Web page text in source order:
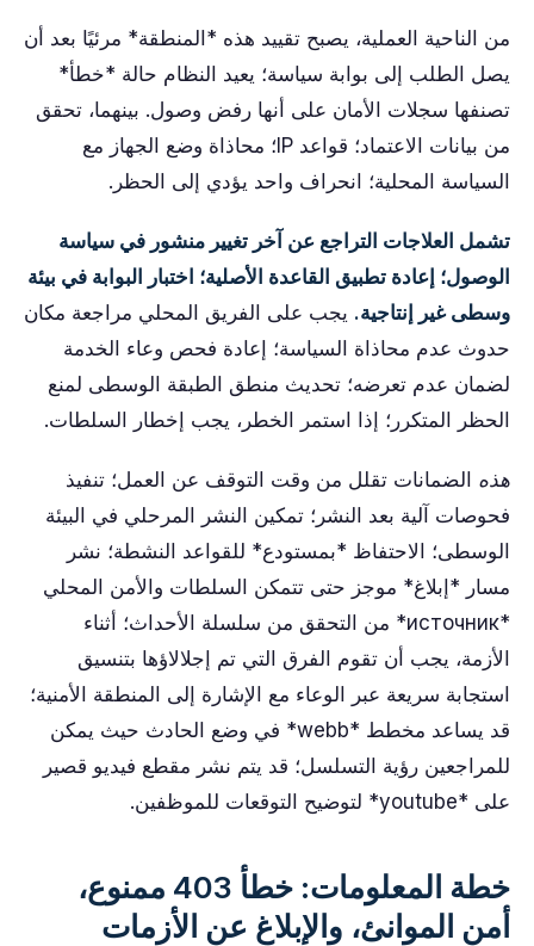
من الناحية العملية، يصبح تقييد هذه *المنطقة* مرئيًا بعد أن
يصل الطلب إلى بوابة سياسة؛ يعيد النظام حالة *خطأ*
تصنفها سجلات الأمان على أنها رفض وصول. بينهما، تحقق
من بيانات الاعتماد؛ قواعد IP؛ محاذاة وضع الجهاز مع
السياسة المحلية؛ انحراف واحد يؤدي إلى الحظر.
تشمل العلاجات التراجع عن آخر تغيير منشور في سياسة
الوصول؛ إعادة تطبيق القاعدة الأصلية؛ اختبار البوابة في بيئة
وسطى غير إنتاجية. يجب على الفريق المحلي مراجعة مكان
حدوث عدم محاذاة السياسة؛ إعادة فحص وعاء الخدمة
لضمان عدم تعرضه؛ تحديث منطق الطبقة الوسطى لمنع
الحظر المتكرر؛ إذا استمر الخطر، يجب إخطار السلطات.
هذه الضمانات تقلل من وقت التوقف عن العمل؛ تنفيذ
فحوصات آلية بعد النشر؛ تمكين النشر المرحلي في البيئة
الوسطى؛ الاحتفاظ *بمستودع* للقواعد النشطة؛ نشر
مسار *إبلاغ* موجز حتى تتمكن السلطات والأمن المحلي
*источник* من التحقق من سلسلة الأحداث؛ أثناء
الأزمة، يجب أن تقوم الفرق التي تم إجلالاؤها بتنسيق
استجابة سريعة عبر الوعاء مع الإشارة إلى المنطقة الأمنية؛
قد يساعد مخطط *webb* في وضع الحادث حيث يمكن
للمراجعين رؤية التسلسل؛ قد يتم نشر مقطع فيديو قصير
على *youtube* لتوضيح التوقعات للموظفين.
خطة المعلومات: خطأ 403 ممنوع،
أمن الموانئ، والإبلاغ عن الأزمات